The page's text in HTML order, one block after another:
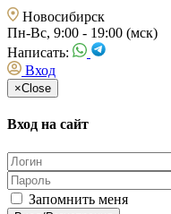
Новосибирск
Пн-Вс, 9:00 - 19:00 (мск)
Написать:
Вход
×Close
Вход на сайт
Запомнить меня